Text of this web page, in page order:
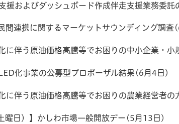
援およびダッシュボード作成伴走支援業務委
間連携に関するマーケットサウンディング調査
に伴う原油価格高騰等でお困りの中小企業・
化事業の公募型プロポーザル結果(6月4日)
に伴う原油価格高騰等でお困りの農業経営者
曜日）】かしわ市場一般開放デー(5月13日)